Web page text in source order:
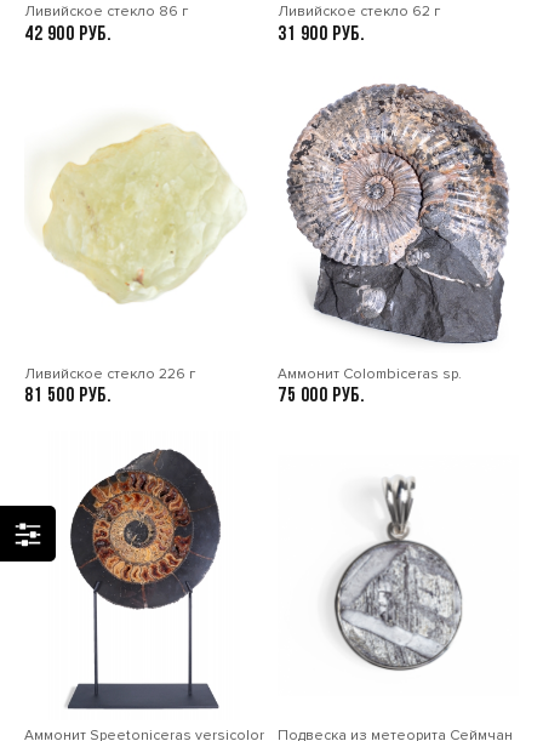
Ливийское стекло 86 г
42 900
Ливийское стекло 62 г
31 900
Ливийское стекло 226 г
81 500
Аммонит Colombiceras sp.
75 000
Аммонит Speetoniceras versicolor Подвеска из метеорита Сеймчан